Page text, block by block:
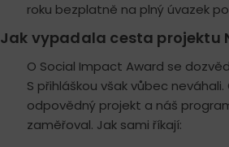
roku bezplatně na plný úvazek
Jak vypadala cesta projektu
O Social Impact Award se
S přihláškou však vůbec
odpovědný projekt a náš
zaměřoval. Jak sami říkají: